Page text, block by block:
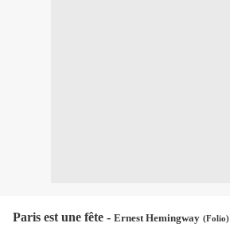
Paris est une fête - Ernest Hemingway (Folio)